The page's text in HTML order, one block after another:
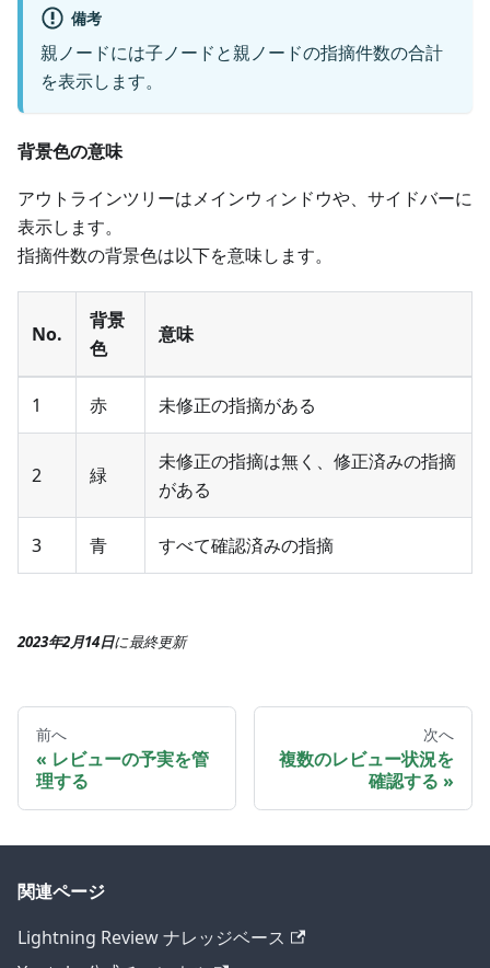
備考
親ノードには子ノードと親ノードの指摘件数の合計
を表示します。
背景色の意味
アウトラインツリーはメインウィンドウや、サイドバーに
表示します。
指摘件数の背景色は以下を意味します。
No.
背景
色
意味
1 赤 未修正の指摘がある
2 緑
未修正の指摘は無く、修正済みの指摘
がある
3 青 すべて確認済みの指摘
2023年2月14日に最終更新
前へ
レビューの予実を管
理する
次へ
複数のレビュー状況を
確認する
関連ページ
Lightning Review ナレッジベース